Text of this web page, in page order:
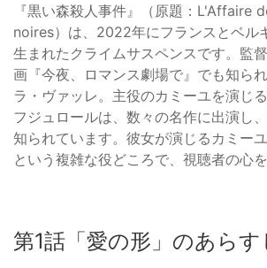
『黒い森殺人事件』（原題：L'Affaire
noires）は、2022年にフランスとベル
生まれたクライムサスペンスです。監
画『今夜、ロマンス劇場で』でも知ら
ラ・ヴァッレ。主役のカミーユを演じ
フジュロールは、数々の名作に出演し
知られています。彼女が演じるカミー
という複雑な役どころで、視聴者の心
第1話「愛の形」のあらす